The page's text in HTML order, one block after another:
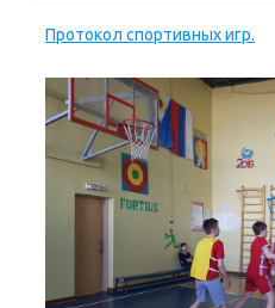
Протокол спортивных игр.